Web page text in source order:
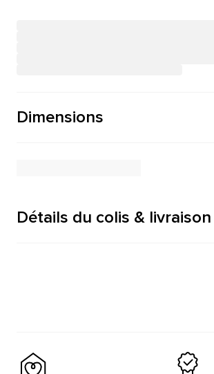
Dimensions
Détails du colis & livraison